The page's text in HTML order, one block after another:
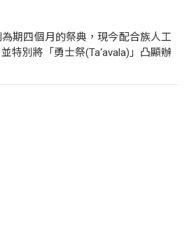
期四個月的祭典，現今配合族人工
特別將「勇士祭(Ta‘avala)」凸顯辦